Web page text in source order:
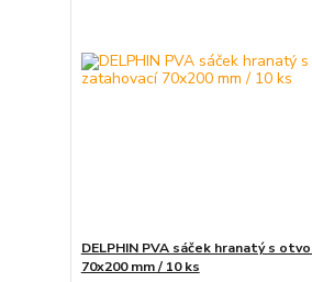
DELPHIN PVA sáček hranatý s
70x200 mm / 10 ks